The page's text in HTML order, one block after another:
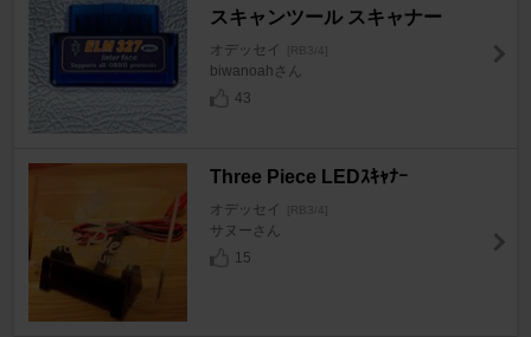
スキャンツール スキャナー
オデッセイ [RB3/4]
biwanoahさん
43
Three Piece LEDｽｷｬﾅｰ
オデッセイ [RB3/4]
サヌーさん
15